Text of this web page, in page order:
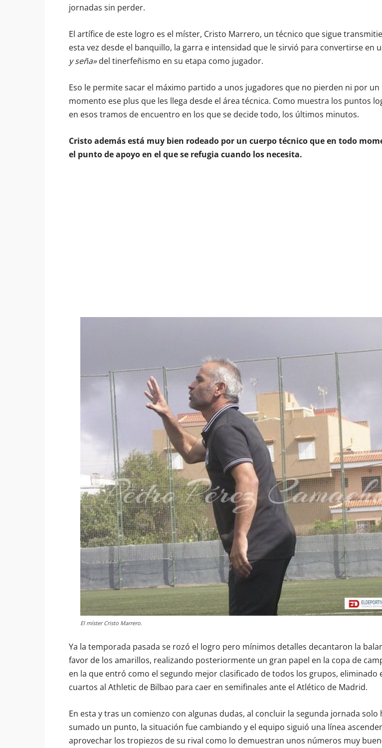
jornadas sin perder.
El artífice de este logro es el míster, Cristo Marrero, un técnico que sigue
esta vez desde el banquillo, la garra e intensidad que le sirvió para convertirse en
y seña»del tinerfeñismo en su etapa como jugador.
Eso le permite sacar el máximo partido a unos jugadores que no pierden ni por un
momento ese plus que les llega desde el área técnica. Como muestra los puntos
en esos tramos de encuentro en los que se decide todo, los últimos minutos.
Cristo además está muy bien rodeado por un cuerpo técnico que en todo
el punto de apoyo en el que se refugia cuando los necesita.
El míster Cristo Marrero.
Ya la temporada pasada se rozó el logro pero mínimos detalles decantaron la
favor de los amarillos, realizando posteriormente un gran papel en la copa de
en la que entró como el segundo mejor clasificado de todos los grupos, eliminado
cuartos al Athletic de Bilbao para caer en semifinales ante el Atlético de Madrid.
En esta y tras un comienzo con algunas dudas, al concluir la segunda jornada solo
sumado un punto, la situación fue cambiando y el equipo siguió una línea
aprovechar los tropiezos de su rival como lo demuestran unos números muy